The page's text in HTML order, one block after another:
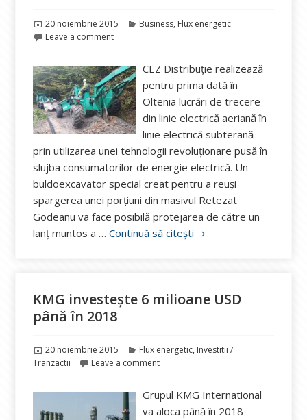
Publicat
pe
20 noiembrie 2015 Categorii
Business, Flux energetic
Leave a comment
CEZ Distribuție realizează
pentru prima dată în
Oltenia lucrări de trecere
din linie electrică aeriană în
linie electrică subterană
prin utilizarea unei tehnologii revoluționare pusă în
slujba consumatorilor de energie electrică. Un
buldoexcavator special creat pentru a reuși
spargerea unei porțiuni din masivul Retezat
Godeanu va face posibilă protejarea de către un
lanț muntos a …Continuă să citești CEZ Distribuție:
KMG investește 6 milioane USD
până în 2018
Publicat
pe
20 noiembrie 2015 Categorii
Flux energetic, Investitii /
Tranzactii
Leave a comment
Grupul KMG International
va aloca până în 2018